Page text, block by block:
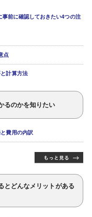
事前に確認しておきたい4つの注
点
計算方法
るのかを知りたい
費用の内訳
とどんなメリットがある